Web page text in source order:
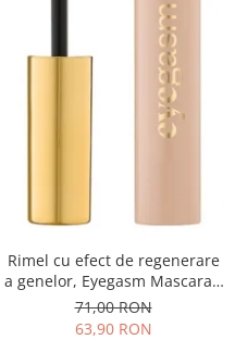
Rimel cu efect de regenerare
a genelor, Eyegasm Mascara -
8ml
71,00 RON
63,90 RON